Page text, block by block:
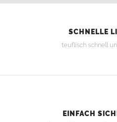
SCHNELLE
teuflisch schnell
EINFACH